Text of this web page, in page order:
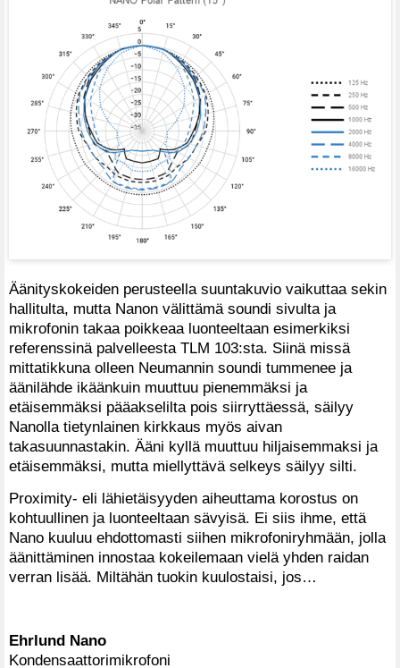
Äänityskokeiden perusteella suuntakuvio vaikuttaa sekin
hallitulta, mutta Nanon välittämä soundi sivulta ja
mikrofonin takaa poikkeaa luonteeltaan esimerkiksi
referenssinä palvelleesta TLM 103:sta. Siinä missä
mittatikkuna olleen Neumannin soundi tummenee ja
äänilähde ikäänkuin muuttuu pienemmäksi ja
etäisemmäksi pääakselilta pois siirryttäessä, säilyy
Nanolla tietynlainen kirkkaus myös aivan
takasuunnastakin. Ääni kyllä muuttuu hiljaisemmaksi ja
etäisemmäksi, mutta miellyttävä selkeys säilyy silti.
Proximity- eli lähietäisyyden aiheuttama korostus on
kohtuullinen ja luonteeltaan sävyisä. Ei siis ihme, että
Nano kuuluu ehdottomasti siihen mikrofoniryhmään, jolla
äänittäminen innostaa kokeilemaan vielä yhden raidan
verran lisää. Miltähän tuokin kuulostaisi, jos…
Ehrlund Nano
Kondensaattorimikrofoni